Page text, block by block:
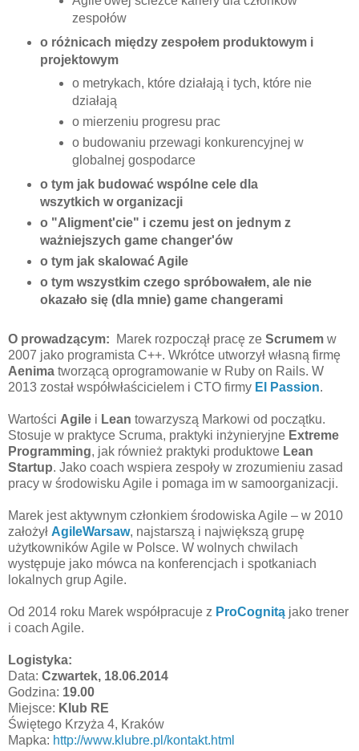
zespołów
o różnicach między zespołem produktowym i
projektowym
o metrykach, które działają i tych, które nie
działają
o mierzeniu progresu prac
o budowaniu przewagi konkurencyjnej w
globalnej gospodarce
o tym jak budować wspólne cele dla
wszytkich w organizacji
o "Aligment'cie" i czemu jest on jednym z
ważniejszych game changer'ów
o tym jak skalować Agile
o tym wszystkim czego spróbowałem, ale nie
okazało się (dla mnie) game changerami
O prowadzącym: Marek rozpoczął pracę ze Scrumem w
2007 jako programista C++. Wkrótce utworzył własną firmę
Aenima tworzącą oprogramowanie w Ruby on Rails. W
2013 został współwłaścicielem i CTO firmy El Passion.
Wartości Agile i Lean towarzyszą Markowi od początku.
Stosuje w praktyce Scruma, praktyki inżynieryjne Extreme
Programming, jak również praktyki produktowe Lean
Startup. Jako coach wspiera zespoły w zrozumieniu zasad
pracy w środowisku Agile i pomaga im w samoorganizacji.
Marek jest aktywnym członkiem środowiska Agile – w 2010
założył AgileWarsaw, najstarszą i największą grupę
użytkowników Agile w Polsce. W wolnych chwilach
występuje jako mówca na konferencjach i spotkaniach
lokalnych grup Agile.
Od 2014 roku Marek współpracuje z ProCognitą jako trener
i coach Agile.
Logistyka:
Data: Czwartek, 18.06.2014
Godzina: 19.00
Miejsce: Klub RE
Świętego Krzyża 4, Kraków
Mapka: http://www.klubre.pl/kontakt.html